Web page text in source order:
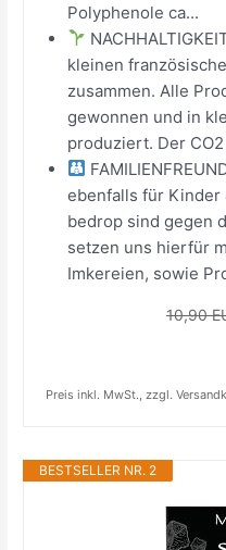
Polyphenole ca...
kleinen
zusammen. Alle
gewonnen und in
produziert. Der
ebenfalls für Kinder
bedrop sind gegen
setzen uns hierfür
Imkereien, sowie
10,90
Preis inkl. MwSt., zzgl.
BESTSELLER NR. 2